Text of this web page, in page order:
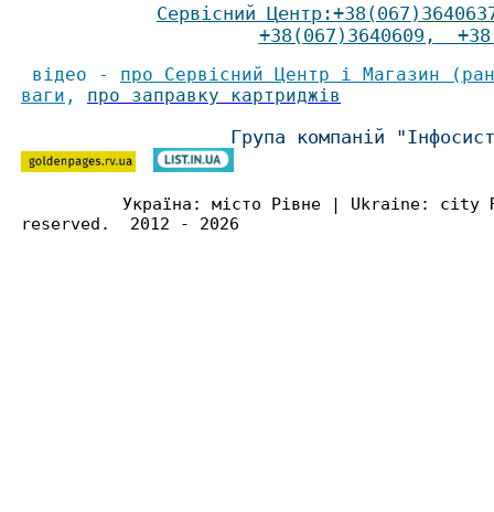
Сервісний Центр :+38(067)
+38(067)3640609 ,
відео - про Сервісний Центр і Магазин
ваги , про заправку картриджів
Група компаній
Україна: місто Рівне | Ukraine:
reserved. 2012 - 2026